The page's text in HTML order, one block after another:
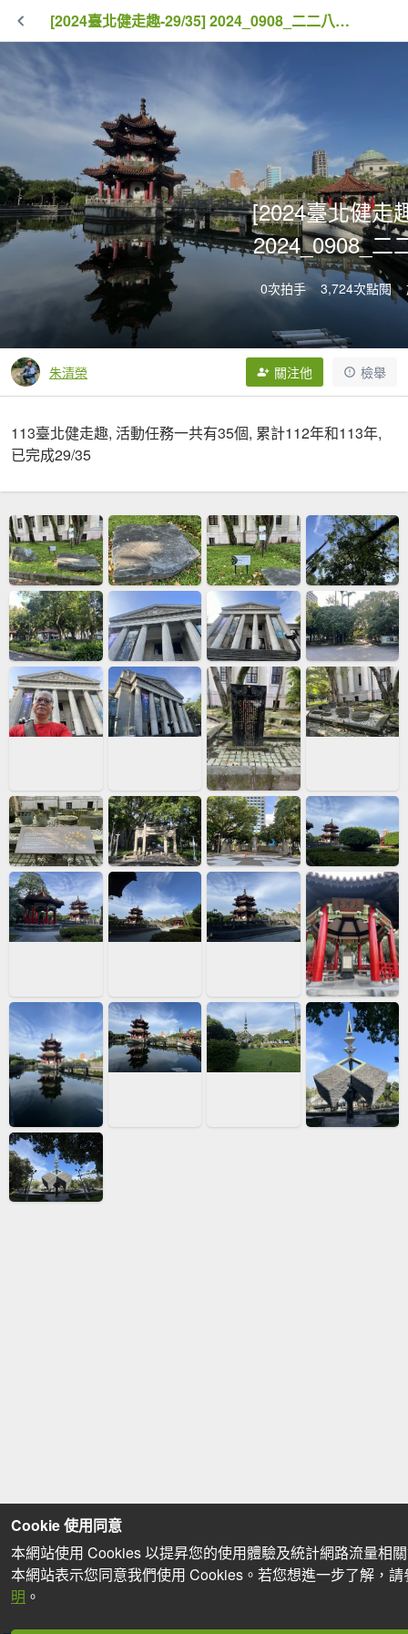
[2024臺北健走趣-29/35] 2024_0908_二二八公園
[2024臺北健走
2024_0908_二
0次拍手 3,724次點閱
朱清榮 關注他 檢舉
113臺北健走趣, 活動任務一共有35個, 累計112年和113年,
已完成29/35
Cookie 使用同意
本網站使用 Cookies 以提昇您的使用體驗及統計網路流量相
本網站表示您同意我們使用 Cookies。若您想進一步了解，
明 。